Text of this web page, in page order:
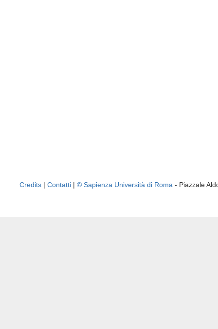
Credits | Contatti | © Sapienza Università di Roma - Piazzale